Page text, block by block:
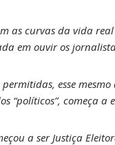
as curvas da vida
em ouvir os
esse
“políticos”, começa a
a ser Justiça